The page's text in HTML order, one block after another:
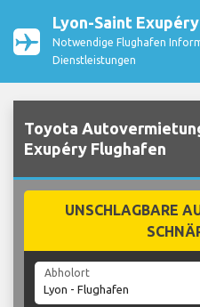
Lyon-Saint
Notwendige Flughafen
Dienstleistungen
Toyota
Exupéry Flughafen
UNSCHLAGBARE
Abholort